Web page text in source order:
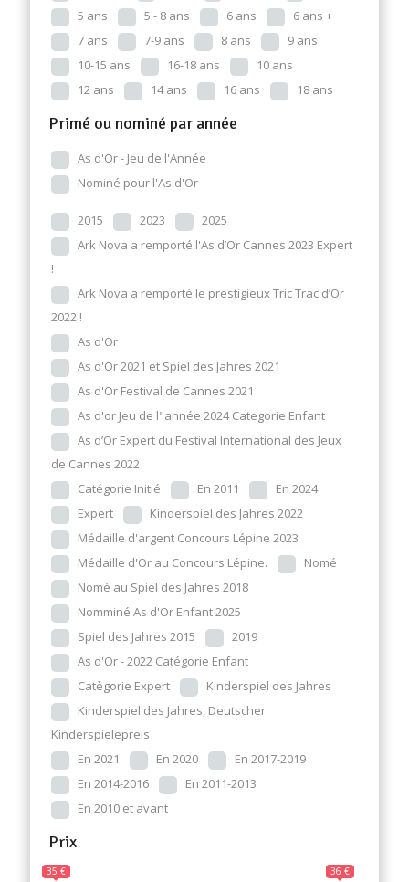
5 ans
5 - 8 ans 6 ans
6 ans +
7 ans
7-9 ans 8 ans
9 ans
10-15 ans
16-18 ans
10 ans
12 ans
14 ans 16 ans 18 ans
Primé ou nominé par année
As d'Or - Jeu de l'Année
Nominé pour l'As d'Or
2015 2023
2025
Ark Nova a remporté l'As d’Or Cannes 2023 Expert
!
Ark Nova a remporté le prestigieux Tric Trac d’Or
2022 !
As d'Or
As d'Or 2021 et Spiel des Jahres 2021
As d'Or Festival de Cannes 2021
As d'or Jeu de l"année 2024 Categorie Enfant
As d’Or Expert du Festival International des Jeux
de Cannes 2022
Catégorie Initié
En 2011
En 2024
Expert
Kinderspiel des Jahres 2022
Médaille d'argent Concours Lépine 2023
Médaille d'Or au Concours Lépine.
Nomé
Nomé au Spiel des Jahres 2018
Nomminé As d'Or Enfant 2025
Spiel des Jahres 2015
2019
As d'Or - 2022 Catégorie Enfant
Catègorie Expert
Kinderspiel des Jahres
Kinderspiel des Jahres, Deutscher
Kinderspielepreis
En 2021
En 2020
En 2017-2019
En 2014-2016
En 2011-2013
En 2010 et avant
Prix
35 € 36 €